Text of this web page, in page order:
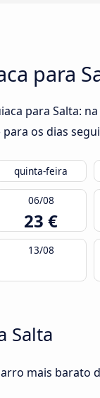
para
para Salta:
para os dias
quinta-feira
06/08
23 €
13/08
Salta
mais barato